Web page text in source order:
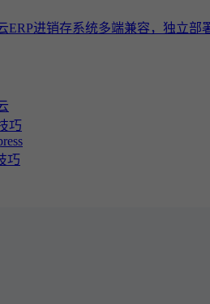
ERP进销存系统多端兼容，独立部
巧
巧